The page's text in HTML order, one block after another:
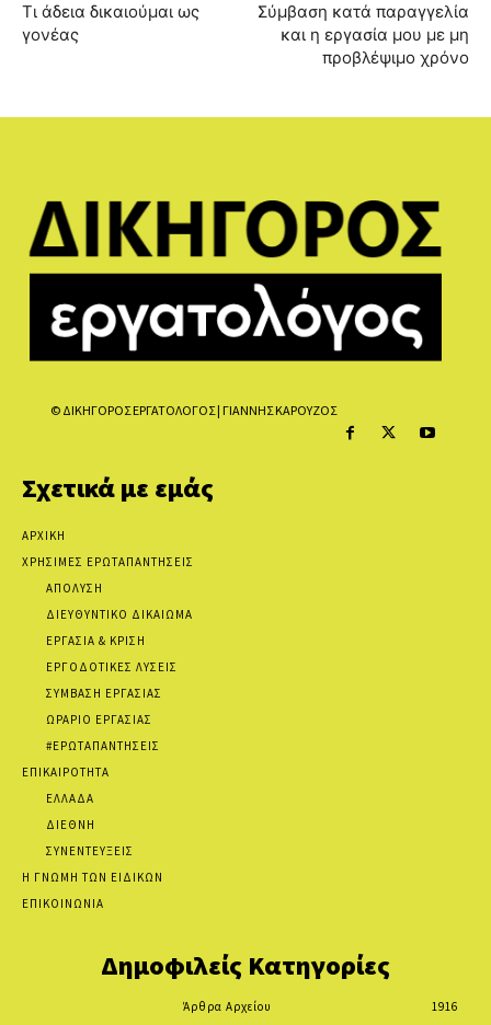
Τι άδεια δικαιούμαι ως
γονέας
Σύμβαση κατά παραγγελία
και η εργασία μου με μη
προβλέψιμο χρόνο
© ΔΙΚΗΓΟΡΟΣ ΕΡΓΑΤΟΛΟΓΟΣ | ΓΙΑΝΝΗΣ ΚΑΡΟΥΖΟΣ
Σχετικά με εμάς
ΑΡΧΙΚΗ
ΧΡΗΣΙΜΕΣ ΕΡΩΤΑΠΑΝΤΗΣΕΙΣ
ΑΠΟΛΥΣΗ
ΔΙΕΥΘΥΝΤΙΚΟ ΔΙΚΑΙΩΜΑ
ΕΡΓΑΣΙΑ & ΚΡΙΣΗ
ΕΡΓΟΔΟΤΙΚΕΣ ΛΥΣΕΙΣ
ΣΥΜΒΑΣΗ ΕΡΓΑΣΙΑΣ
ΩΡΑΡΙΟ ΕΡΓΑΣΙΑΣ
#ΕΡΩΤΑΠΑΝΤΗΣΕΙΣ
ΕΠΙΚΑΙΡΟΤΗΤΑ
ΕΛΛΑΔΑ
ΔΙΕΘΝΗ
ΣΥΝΕΝΤΕΥΞΕΙΣ
Η ΓΝΩΜΗ ΤΩΝ ΕΙΔΙΚΩΝ
ΕΠΙΚΟΙΝΩΝΙΑ
Δημοφιλείς Κατηγορίες
Άρθρα Αρχείου
1916